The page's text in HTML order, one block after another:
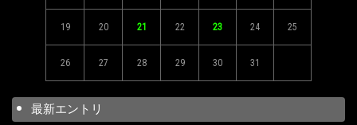
19 20 21 22 23 24 25
26 27 28 29 30 31
最新エントリ